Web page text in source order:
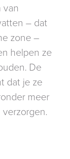
– dat
zone –
helpen ze
De
dat je ze
meer